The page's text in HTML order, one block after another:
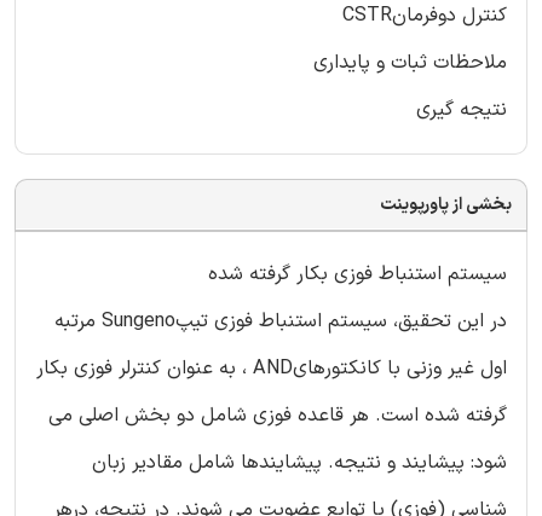
کنترل دوفرمانCSTR
ملاحظات ثبات و پایداری
نتیجه گیری
بخشی از پاورپوینت
سیستم استنباط فوزی بکار گرفته شده
در این تحقیق، سیستم استنباط فوزی تیپSungeno مرتبه
اول غیر وزنی با کانکتورهایAND ، به عنوان کنترلر فوزی بکار
گرفته شده است. هر قاعده فوزی شامل دو بخش اصلی می
شود: پیشایند و نتیجه. پیشایندها شامل مقادیر زبان